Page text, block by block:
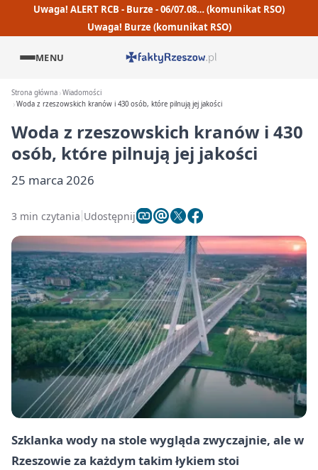
Uwaga! ALERT RCB - Burze - 06/07.08… (komunikat RSO)
Uwaga! Burze (komunikat RSO)
MENU
Strona główna Wiadomości
Woda z rzeszowskich kranów i 430 osób, które pilnują jej jakości
Woda z rzeszowskich kranów i 430
osób, które pilnują jej jakości
25 marca 2026
3 min czytania Udostępnij
Szklanka wody na stole wygląda zwyczajnie, ale w
Rzeszowie za każdym takim łykiem stoi